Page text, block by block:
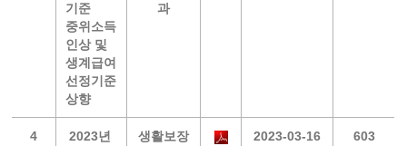
기준
중위소득
인상 및
생계급여
선정기준
상향
과
4
2023년
생활보장 2023-03-16 603